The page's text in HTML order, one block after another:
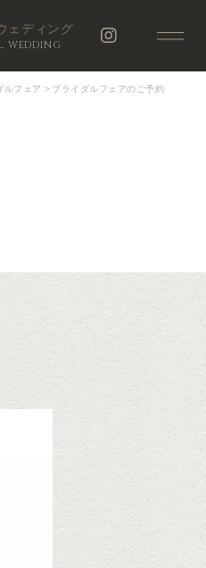
ェディング
WEDDING
ルフェア > ブライダルフェアのご予約